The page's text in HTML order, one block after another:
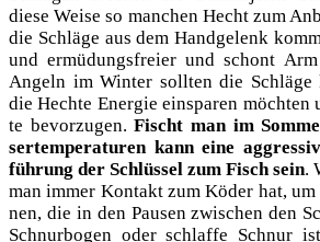
die­se Wei­se so man­chen Hecht zum
die Schlä­ge aus dem Hand­ge­lenk
und ermü­dungs­frei­er und schont
Angeln im Win­ter soll­ten die Schlä­ge
die Hech­te Ener­gie ein­spa­ren
te bevor­zu­gen.Fischt man im
ser­tem­pe­ra­tu­ren kann eine
füh­rung der Schlüs­sel zum Fisch sein.
man immer Kon­takt zum Köder hat,
nen, die in den Pau­sen zwi­schen den
Schnur­bo­gen oder schlaf­fe Schnur